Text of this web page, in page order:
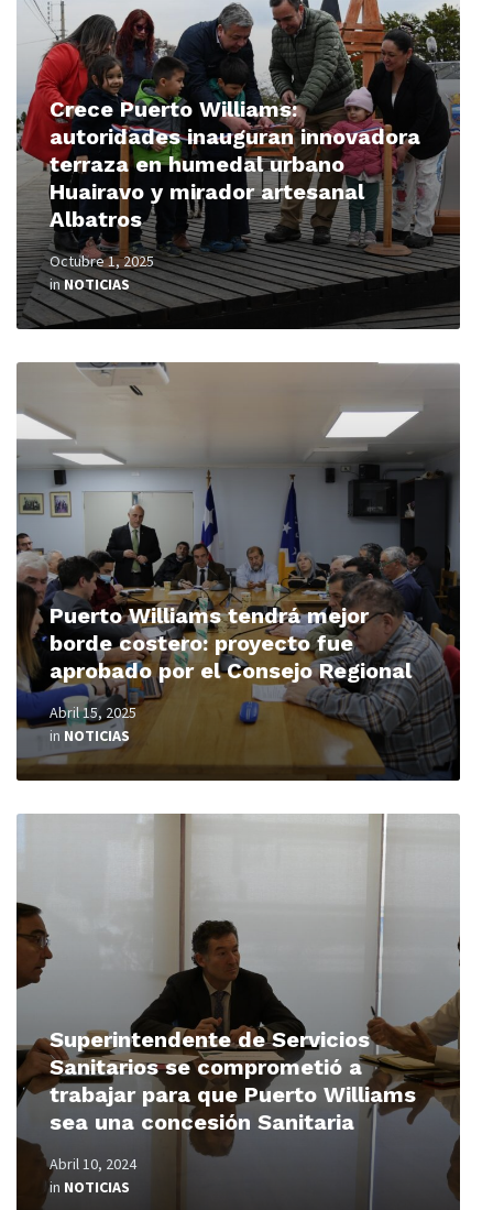
Crece Puerto Williams:
autoridades inauguran innovadora
terraza en humedal urbano
Huairavo y mirador artesanal
Albatros
Octubre 1, 2025
inNOTICIAS
Puerto Williams tendrá mejor
borde costero: proyecto fue
aprobado por el Consejo Regional
Abril 15, 2025
in NOTICIAS
Read
Superintendente de Servicios
Sanitarios se comprometió a
trabajar para que Puerto Williams
sea una concesión Sanitaria
Abril 10, 2024
in NOTICIAS